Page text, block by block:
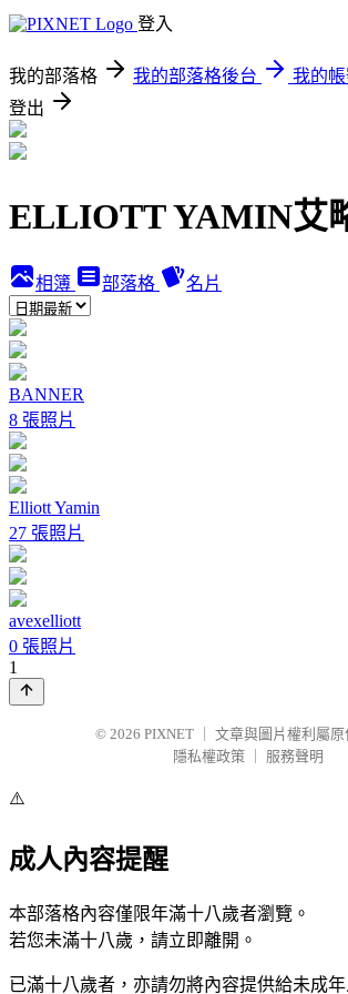
登入
我的部落格 我的部落格後台
我的
登出
ELLIOTT YAMIN艾
相簿 部落格 名片
BANNER
8 張照片
Elliott Yamin
27 張照片
avexelliott
0 張照片
1
© 2026 PIXNET
文章與圖片權利屬原
隱私權政策
服務聲明
⚠️
成人內容提醒
本部落格內容僅限年滿十八歲者瀏覽。
若您未滿十八歲，請立即離開。
已滿十八歲者，亦請勿將內容提供給未成年